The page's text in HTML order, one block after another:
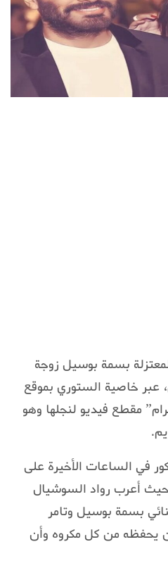
بسمة بوسيل زوجة
عبر خاصية الستوري بموقع
مقطع فيديو لنجلها وهو
في الساعات الأخيرة على
حيث أعرب رواد السوشيال
بسمة بوسيل وتامر
يحفظه من كل مكروه وأن